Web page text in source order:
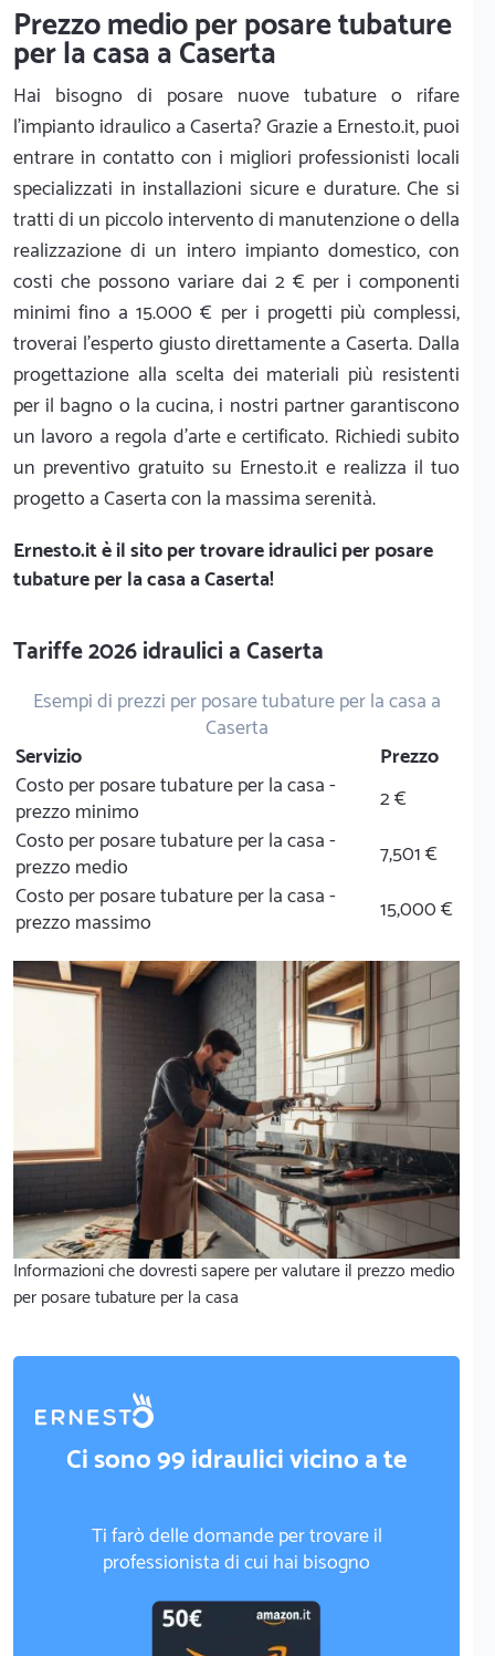
Prezzo medio per posare tubature
per la casa a Caserta
Hai bisogno di posare nuove tubature o rifare
l'impianto idraulico a Caserta? Grazie a Ernesto.it, puoi
entrare in contatto con i migliori professionisti locali
specializzati in installazioni sicure e durature. Che si
tratti di un piccolo intervento di manutenzione o della
realizzazione di un intero impianto domestico, con
costi che possono variare dai 2 € per i componenti
minimi fino a 15.000 € per i progetti più complessi,
troverai l'esperto giusto direttamente a Caserta. Dalla
progettazione alla scelta dei materiali più resistenti
per il bagno o la cucina, i nostri partner garantiscono
un lavoro a regola d'arte e certificato. Richiedi subito
un preventivo gratuito su Ernesto.it e realizza il tuo
progetto a Caserta con la massima serenità.
Ernesto.itè il sito per trovare idraulici per posare
tubature per la casa a Caserta!
Tariffe 2026 idraulici a Caserta
Esempi di prezzi per posare tubature per la casa a
Caserta
Servizio
Prezzo
Costo per posare tubature per la casa -
prezzo minimo
2 €
Costo per posare tubature per la casa -
prezzo medio
7,501 €
Costo per posare tubature per la casa -
prezzo massimo
15,000 €
Informazioni che dovresti sapere per valutare il prezzo medio
per posare tubature per la casa
Ci sono 99 idraulici vicino a te
Ti farò delle domande per trovare il
professionista di cui hai bisogno